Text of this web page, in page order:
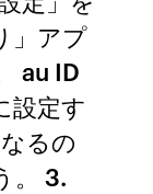
」アプ
au ID
設定す
るの
。 3.